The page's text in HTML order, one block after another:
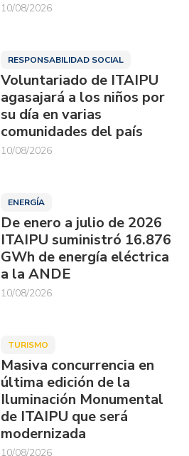
10/08/2026
RESPONSABILIDAD SOCIAL
Voluntariado de ITAIPU
agasajará a los niños por
su día en varias
comunidades del país
10/08/2026
ENERGÍA
De enero a julio de 2026
ITAIPU suministró 16.876
GWh de energía eléctrica
a la ANDE
10/08/2026
TURISMO
Masiva concurrencia en
última edición de la
Iluminación Monumental
de ITAIPU que será
modernizada
10/08/2026